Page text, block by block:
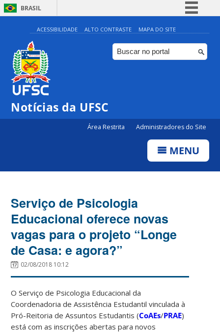
BRASIL
Simplifique!
Comunica BR
Participe
ACESSIBILIDADE ALTO CONTRASTE MAPA DO SITE
Notícias da UFSC
Área Restrita Administradores do Site
MENU
Serviço de Psicologia
Educacional oferece novas
vagas para o projeto “Longe
de Casa: e agora?”
02/08/2018 10:12
O Serviço de Psicologia Educacional da
Coordenadoria de Assistência Estudantil vinculada à
Pró-Reitoria de Assuntos Estudantis (CoAEs/PRAE)
está com as inscrições abertas para novos